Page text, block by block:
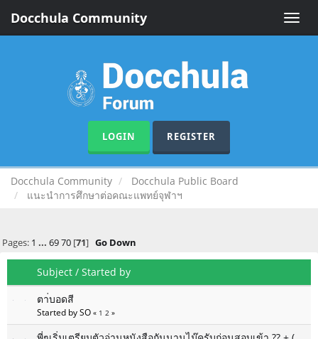
Toggle
Docchula Community
LOGIN REGISTER
Docchula Community
Docchula Public Board
แนะนำการศึกษาต่อคณะแพทย์จุฬาฯ
Pages: 1 ... 69 70[71] Go Down
Subject / Started by
ตา่บอดสี
Started by SO « 1 2 »